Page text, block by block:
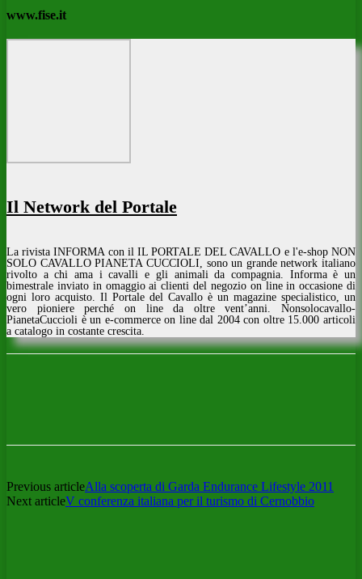
www.fise.it
Il Network del Portale
La rivista INFORMA con il IL PORTALE DEL CAVALLO e l'e-shop NON
SOLO CAVALLO PIANETA CUCCIOLI, sono un grande network italiano
rivolto a chi ama i cavalli e gli animali da compagnia. Informa è un
bimestrale inviato in omaggio ai clienti del negozio on line in occasione di
ogni loro acquisto. Il Portale del Cavallo è un magazine specialistico, un
vero pioniere perché on line da oltre vent’anni. Nonsolocavallo-
PianetaCuccioli è un e-commerce on line dal 2004 con oltre 15.000 articoli
a catalogo in costante crescita.
Previous articleAlla scoperta di Garda Endurance Lifestyle 2011
Next articleV conferenza italiana per il turismo di Cernobbio